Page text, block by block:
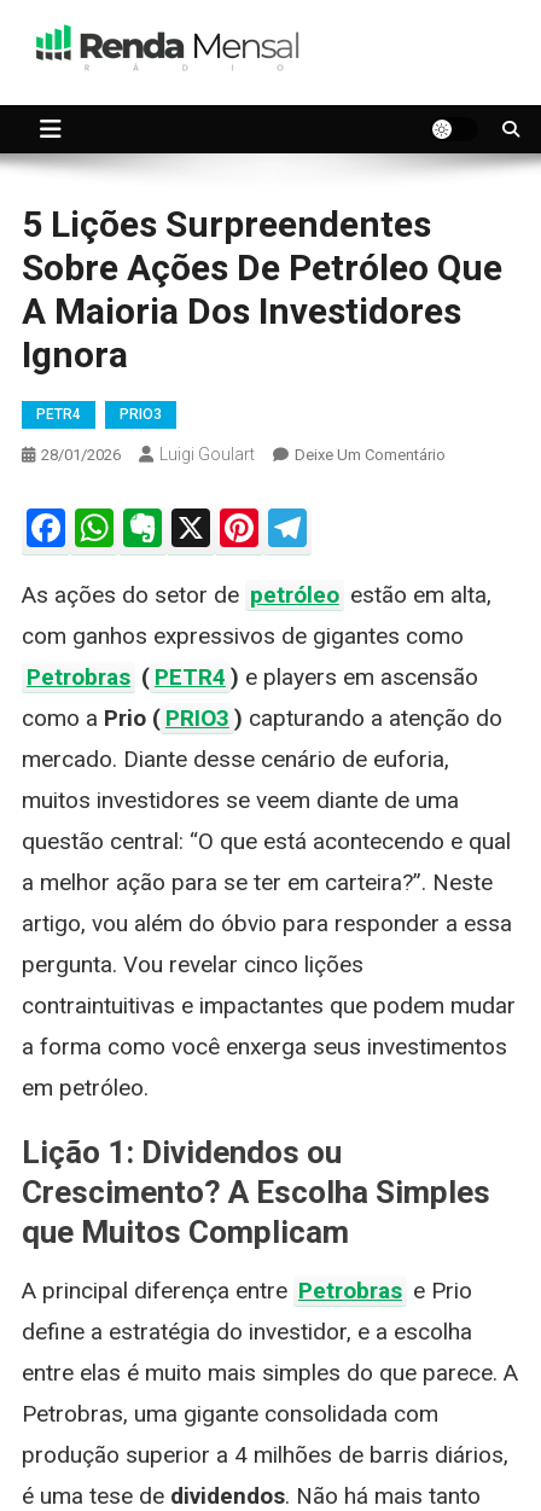
5 Lições Surpreendentes
Sobre Ações De Petróleo Que
A Maioria Dos Investidores
Ignora
PETR4 PRIO3
28/01/2026 Luigi Goulart Deixe Um ComentárioOn
Ações
Petróleo
Que
Maioria
Facebook
WhatsApp
Evernote
X Pinterest
Telegram
As ações do setor de petróleo estão em alta,
com ganhos expressivos de gigantes como
Petrobras ( PETR4 ) e players em ascensão
como a Prio ( PRIO3 ) capturando a atenção do
mercado. Diante desse cenário de euforia,
muitos investidores se veem diante de uma
questão central: “O que está acontecendo e qual
a melhor ação para se ter em carteira?”. Neste
artigo, vou além do óbvio para responder a essa
pergunta. Vou revelar cinco lições
contraintuitivas e impactantes que podem mudar
a forma como você enxerga seus investimentos
em petróleo.
Lição 1: Dividendos ou
Crescimento? A Escolha Simples
que Muitos Complicam
A principal diferença entre Petrobras e Prio
define a estratégia do investidor, e a escolha
entre elas é muito mais simples do que parece. A
Petrobras, uma gigante consolidada com
produção superior a 4 milhões de barris diários,
é uma tese de dividendos. Não há mais tanto